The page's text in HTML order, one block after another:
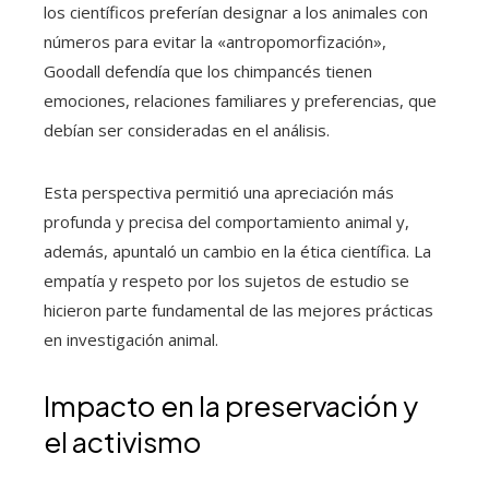
los científicos preferían designar a los animales con
números para evitar la «antropomorfización»,
Goodall defendía que los chimpancés tienen
emociones, relaciones familiares y preferencias, que
debían ser consideradas en el análisis.
Esta perspectiva permitió una apreciación más
profunda y precisa del comportamiento animal y,
además, apuntaló un cambio en la ética científica. La
empatía y respeto por los sujetos de estudio se
hicieron parte fundamental de las mejores prácticas
en investigación animal.
Impacto en la preservación y
el activismo